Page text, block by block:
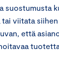
suostumusta
viitata siihen
että